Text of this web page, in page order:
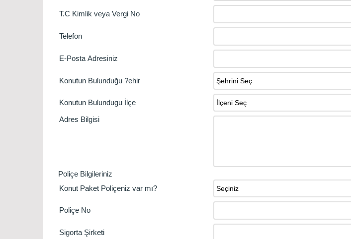
T.C Kimlik veya Vergi No
Telefon
E-Posta Adresiniz
Konutun Bulunduğu ?ehir
Konutun Bulundugu İlçe
Adres Bilgisi
Poliçe Bilgileriniz
Konut Paket Poliçeniz var mı?
Poliçe No
Sigorta Şirketi